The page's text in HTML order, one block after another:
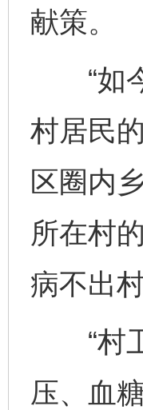
献策。
“如今
村居民
区圈内
所在村
病不出
“村卫
压、血